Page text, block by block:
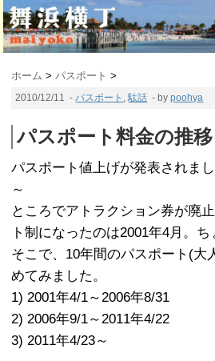
ホーム > パスポート >
2010/12/11 -パスポート ,駄話 - bypoohya
パスポート料金の推
パスポート値上げが発表されま
～
ところでアトラクション券が廃
ト制になったのは2001年4月。ち
そこで、10年間のパスポート(大
めてみました。
1) 2001年4/1～2006年8/31
2) 2006年9/1～2011年4/22
3) 2011年4/23～